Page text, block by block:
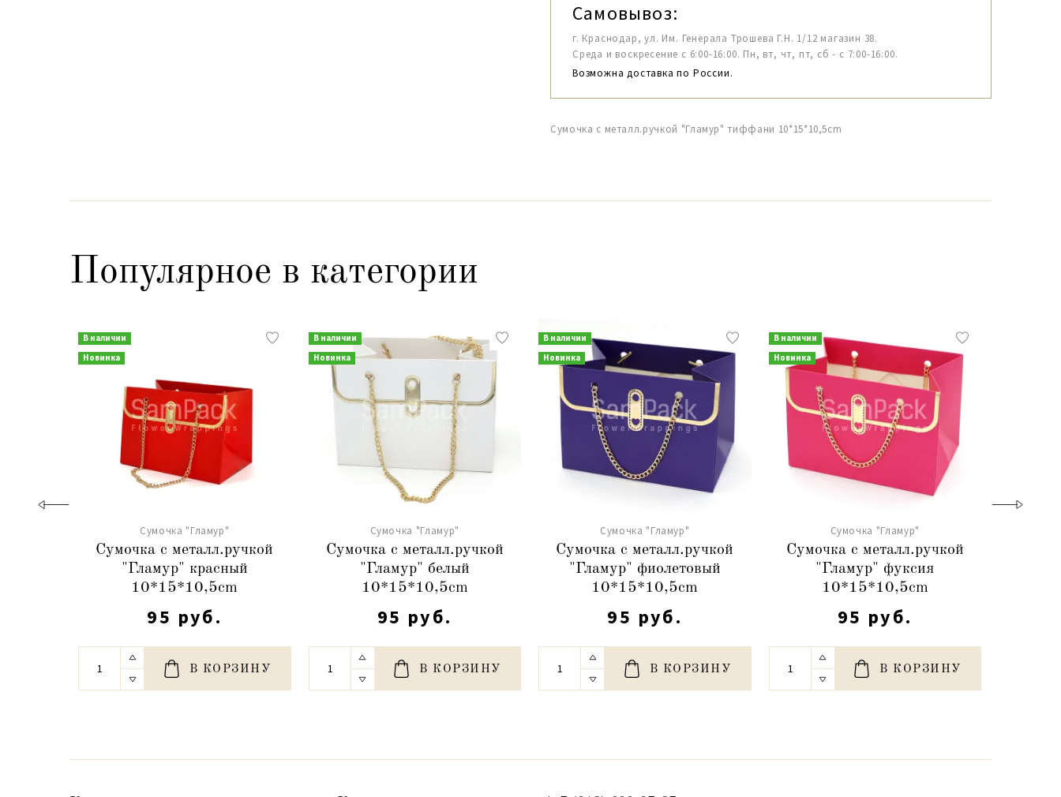
Самовывоз:
г. Краснодар, ул. Им. Генерала Трошева Г.Н. 1/12 магазин 38.
Среда и воскресение с 6:00-16:00. Пн, вт, чт, пт, сб - с 7:00-16:00.
Возможна доставка по России.
Сумочка с металл.ручкой "Гламур" тиффани 10*15*10,5cm
Популярное в категории
В наличии
Новинка
Сумочка "Гламур"
Сумочка с металл.ручкой
"Гламур" красный
10*15*10,5cm
95 руб.
В КОРЗИНУ
В наличии
Новинка
Сумочка "Гламур"
Сумочка с металл.ручкой
"Гламур" белый
10*15*10,5cm
95 руб.
В КОРЗИНУ
В наличии
Новинка
Сумочка "Гламур"
Сумочка с металл.ручкой
"Гламур" фиолетовый
10*15*10,5cm
95 руб.
В КОРЗИНУ
В наличии
Новинка
Сумочка "Гламур"
Сумочка с металл.ручкой
"Гламур" фуксия
10*15*10,5cm
95 руб.
В КОРЗИНУ